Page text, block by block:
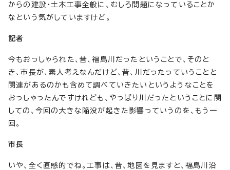
からの建設・土木工事全般に、むしろ問題になっていることか
なという気がしていますけど。
記者
今もおっしゃられた、昔、福島川だったということで、そのと
き、市長が、素人考えなんだけど、昔、川だったっていうことと
関連があるのかも含めて調べていきたいというようなことを
おっしゃったんですけれども、やっぱり川だったということに関
しての、今回の大きな陥没が起きた影響っていうのを、もう一
回。
市長
いや、全く直感的でね。工事は、昔、地図を見ますと、福島川沿